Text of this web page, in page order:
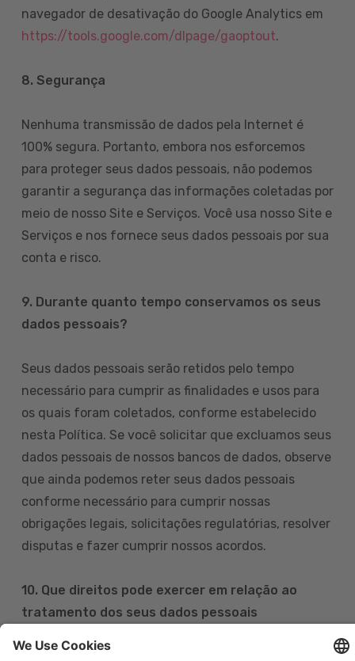
navegador de desativação do Google Analytics em
https://tools.google.com/dlpage/gaoptout.
8. Segurança
Nenhuma transmissão de dados pela Internet é
100% segura. Portanto, embora nos esforcemos
para proteger seus dados pessoais, não podemos
garantir a segurança das informações coletadas por
meio de nosso Site e Serviços. Você usa nosso Site e
Serviços e nos fornece seus dados pessoais por sua
conta e risco.
9. Durante quanto tempo conservamos os seus
dados pessoais?
Seus dados pessoais serão retidos pelo tempo
necessário para cumprir as finalidades e usos para
os quais foram coletados, conforme estabelecido
nesta Política. Se você solicitar que excluamos seus
dados pessoais de nossos bancos de dados, observe
que ainda podemos reter seus dados pessoais
conforme necessário para cumprir nossas
obrigações legais, solicitações regulatórias, resolver
disputas e fazer cumprir nossos acordos.
10. Que direitos pode exercer em relação ao
tratamento dos seus dados pessoais